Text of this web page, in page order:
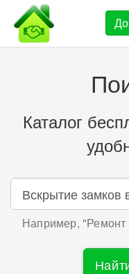
Каталог
Например, "Ремонт